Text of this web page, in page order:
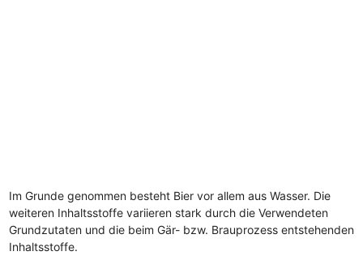
Im Grunde genommen besteht Bier vor allem aus Wasser. Die
weiteren Inhaltsstoffe variieren stark durch die Verwendeten
Grundzutaten und die beim Gär- bzw. Brauprozess entstehenden
Inhaltsstoffe.